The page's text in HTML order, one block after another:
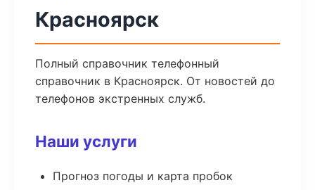
Красноярск
Полный справочник телефонный
справочник в Красноярск. От новостей до
телефонов экстренных служб.
Наши услуги
Прогноз погоды и карта пробок